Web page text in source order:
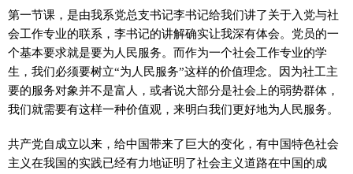
第一节课，是由我系党总支书记李书记给我们讲了关于入党与社
会工作专业的联系，李书记的讲解确实让我深有体会。党员的一
个基本要求就是要为人民服务。而作为一个社会工作专业的学
生，我们必须要树立“为人民服务”这样的价值理念。因为社工主
要的服务对象并不是富人，或者说大部分是社会上的弱势群体，
我们就需要有这样一种价值观，来明白我们更好地为人民服务。
共产党自成立以来，给中国带来了巨大的变化，有中国特色社会
主义在我国的实践已经有力地证明了社会主义道路在中国的成